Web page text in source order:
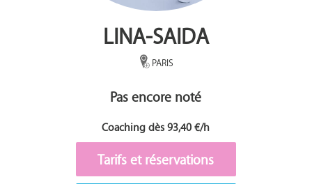
LINA-SAIDA
PARIS
Pas encore noté
Coaching dès 93,40 €/h
Tarifs et réservations